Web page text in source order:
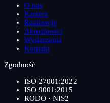
O nas
Kariera
Realizacje
Aktualności
Wydarzenia
Kontakt
Zgodność
ISO 27001:2022
ISO 9001:2015
RODO · NIS2